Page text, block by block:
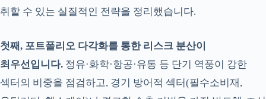
취할 수 있는 실질적인 전략을 정리했습니다.
첫째, 포트폴리오 다각화를 통한 리스크 분산이
최우선입니다. 정유·화학·항공·유통 등 단기 역풍이 강한
섹터의 비중을 점검하고, 경기 방어적 섹터(필수소비재,